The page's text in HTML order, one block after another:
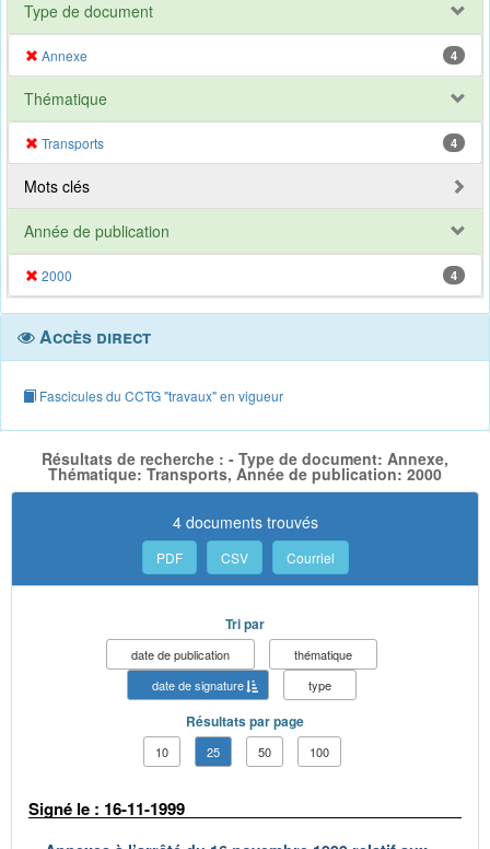
Type de document
Annexe 4
Thématique
Transports 4
Mots clés
Année de publication
2000 4
Accès direct
Fascicules du CCTG "travaux" en vigueur
Résultats de recherche : - Type de document: Annexe,
Thématique: Transports, Année de publication: 2000
4 documents trouvés
PDF CSV Courriel
Tri par
date de publication
thématique
date de signature
type
Résultats par page
10 25 50 100
Signé le : 16-11-1999